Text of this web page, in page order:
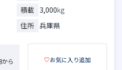
積載 3,000kg
住所 兵庫県
から ♡お気に入り追加